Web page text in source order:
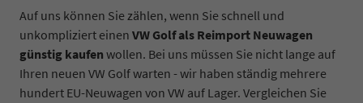
Auf uns können Sie zählen, wenn Sie schnell und
unkompliziert einen VW Golf als Reimport Neuwagen
günstig kaufen wollen. Bei uns müssen Sie nicht lange auf
Ihren neuen VW Golf warten - wir haben ständig mehrere
hundert EU-Neuwagen von VW auf Lager. Vergleichen Sie